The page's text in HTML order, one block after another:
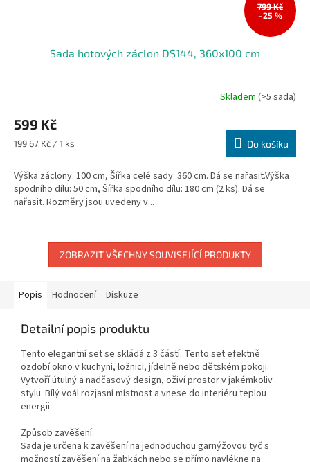
799 Kč
–25 %
Sada hotových záclon DS144, 360x100 cm
Skladem (>5 sada)
599 Kč
Měrná
199,67 Kč / 1 ks Do košíku
Výška záclony: 100 cm, Šířka celé sady: 360 cm. Dá se nařasit.Výška
spodního dílu: 50 cm, Šířka spodního dílu: 180 cm (2 ks). Dá se
nařasit. Rozměry jsou uvedeny v...
ZOBRAZIT VŠECHNY SOUVISEJÍCÍ PRODUKTY
Popis Hodnocení Diskuze
Detailní popis produktu
Tento elegantní set se skládá z 3 částí. Tento set efektně
ozdobí okno v kuchyni, ložnici, jídelně nebo dětském pokoji.
Vytvoří útulný a nadčasový design, oživí prostor v jakémkoliv
stylu. Bílý voál rozjasní místnost a vnese do interiéru teplou
energii.
Způsob zavěšení:
Sada je určena k zavěšení na jednoduchou garnýžovou tyč s